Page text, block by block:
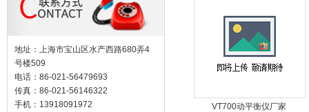
地址：上海市宝山区水产西路680弄4
号楼509
电话：86-021-56479693
传真：86-021-56146322
手机：13918091972
VT700动平衡仪厂家